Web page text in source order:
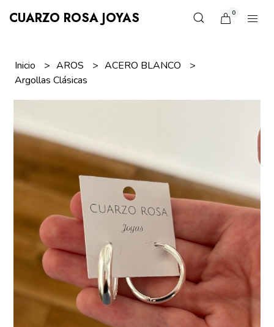
CUARZO ROSA JOYAS 0
Inicio AROS
ACERO BLANCO
Argollas Clásicas